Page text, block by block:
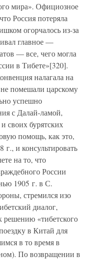
мира». Официозное
Россия потеряла
огорчалось из-за
главное —
— все, чего могла
в Тибете»[320].
налагала на
помешали царскому
успешно
с Далай-ламой,
своих бурятских
помощь, как это,
и консультировать
на то, что
России
1905 г. в С.
стремился изо
диалог,
решению «тибетского
в Китай для
в то время в
По возвращении в